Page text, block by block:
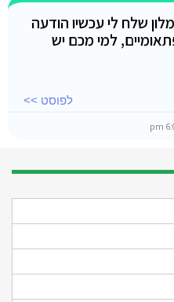
שלח לי עכשיו הודעה
למי מכם יש
לפוסט >>